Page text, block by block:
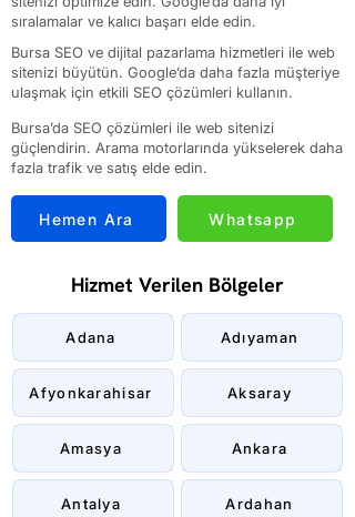
sıralamalar ve kalıcı başarı elde edin.
Bursa SEO ve dijital pazarlama hizmetleri ile web
sitenizi büyütün. Google’da daha fazla müşteriye
ulaşmak için etkili SEO çözümleri kullanın.
Bursa’da SEO çözümleri ile web sitenizi
güçlendirin. Arama motorlarında yükselerek daha
fazla trafik ve satış elde edin.
Hemen Ara Whatsapp
Hizmet Verilen Bölgeler
Adana
Afyonkarahisar
Amasya
Antalya
Adıyaman
Aksaray
Ankara
Ardahan